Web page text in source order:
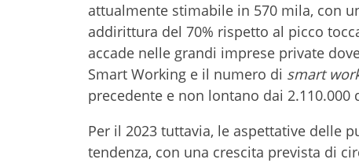
attualmente stimabile in 570 mila, con
addirittura del 70% rispetto al picco
accade nelle grandi imprese private
Smart Working e il numero di smart
precedente e non lontano dai
Per il 2023 tuttavia, le aspettative delle
tendenza, con una crescita prevista di